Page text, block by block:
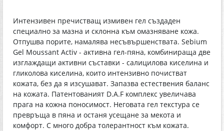
Интензивен пречистващ измивен гел създаден
специално за мазна и склонна към омазняване кожа.
Отпушва порите, намалява несъвършенствата. Sebium
Gel Moussant Activ - активна гел-пяна, комбинираща две
изглаждащи активни съставки - салицилова киселина и
гликолова киселина, които интензивно почистват
кожата, без да я изсушават. Запазва естествения баланс
на кожата. Патентованият D.A.F комплекс увеличава
прага на кожна поносимост. Неговата гел текстура се
превръща в пяна и останя усещане за мекота и
комфорт. С много добра толерантност към кожата.